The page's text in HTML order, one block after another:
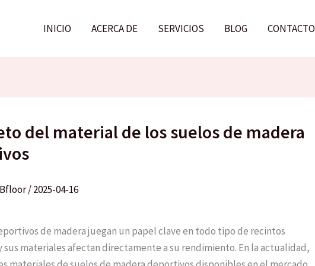
INICIO ACERCA DE SERVICIOS BLOG CONTACTO
del material de los suelos de madera
/2025-04-16
de madera juegan un papel clave en todo tipo de recintos
materiales afectan directamente a su rendimiento. En la actualidad,